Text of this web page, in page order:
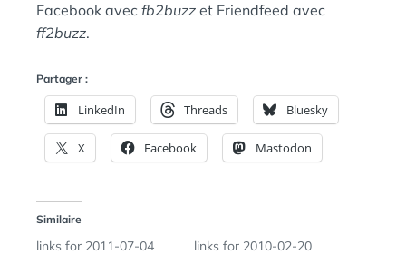
Facebook avec fb2buzz et Friendfeed avec
ff2buzz.
Partager :
LinkedIn Threads Bluesky
X Facebook Mastodon
Similaire
links for 2011-07-04
links for 2010-02-20